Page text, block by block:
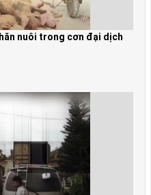
nuôi trong cơn đại dịch